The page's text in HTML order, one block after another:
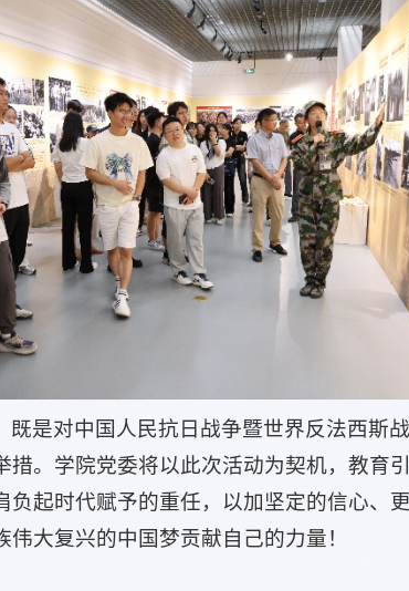
是对中国人民抗日战争暨世界反法西斯
。学院党委将以此次活动为契机，教育
起时代赋予的重任，以加坚定的信心、
大复兴的中国梦贡献自己的力量！